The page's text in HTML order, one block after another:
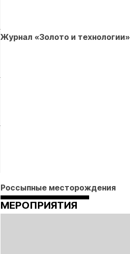
Журнал «Золото и технологии»
Россыпные месторождения
МЕРОПРИЯТИЯ